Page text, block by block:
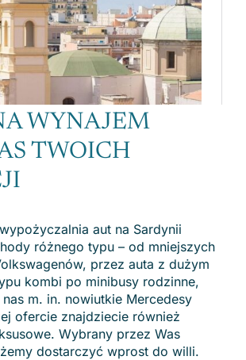
WYNAJEM
TWOICH
aut na Sardynii
różnego typu – od mniejszych
przez auta z dużym
kombi po minibusy rodzinne,
m. in. nowiutkie Mercedesy
ofercie znajdziecie również
Wybrany przez Was
dostarczyć wprost do willi.